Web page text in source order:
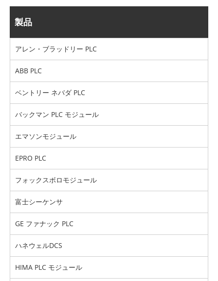
製品
アレン・ブラッドリー PLC
ABB PLC
ベントリー ネバダ PLC
バックマン PLC モジュール
エマソンモジュール
EPRO PLC
フォックスボロモジュール
富士シーケンサ
GE ファナック PLC
ハネウェルDCS
HIMA PLC モジュール